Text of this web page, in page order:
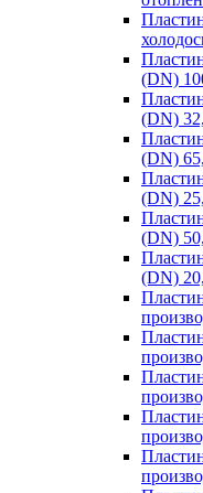
(DN)
(DN)
(DN)
(DN)
(DN)
(DN)